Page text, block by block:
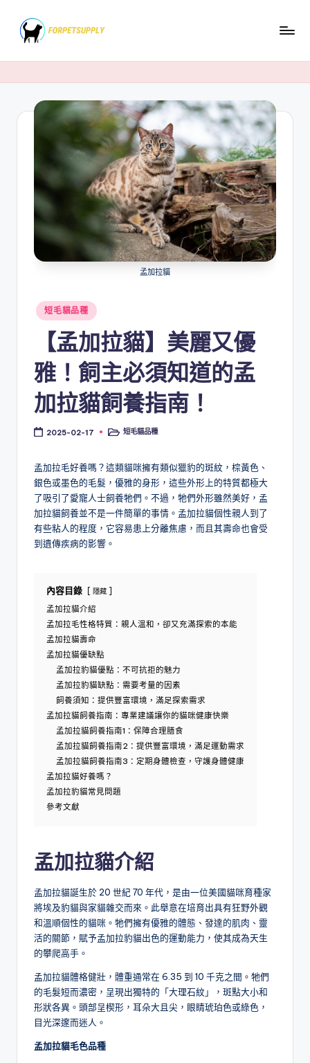
content
孟加拉貓
Posted
in
短毛貓品種
【孟加拉貓】美麗又優
雅！飼主必須知道的孟
加拉貓飼養指南！
2025-02-17
Posted短毛貓品種
孟加拉毛好養嗎？這類貓咪擁有類似獵豹的斑紋，棕黃色、
銀色或墨色的毛髮，優雅的身形，這些外形上的特質都極大
了吸引了愛寵人士飼養牠們。不過，牠們外形雖然美好，孟
加拉貓飼養並不是一件簡單的事情。孟加拉貓個性親人到了
有些粘人的程度，它容易患上分離焦慮，而且其壽命也會受
到遺傳疾病的影響。
內容目錄 隱藏
孟加拉貓介紹
孟加拉毛性格特質：親人溫和，卻又充滿探索的本能
孟加拉貓壽命
孟加拉貓優缺點
孟加拉豹貓優點：不可抗拒的魅力
孟加拉豹貓缺點：需要考量的因素
飼養須知：提供豐富環境，滿足探索需求
孟加拉貓飼養指南：專業建議讓你的貓咪健康快樂
孟加拉貓飼養指南1：保障合理膳食
孟加拉貓飼養指南2：提供豐富環境，滿足運動需求
孟加拉貓飼養指南3：定期身體檢查，守護身體健康
孟加拉貓好養嗎？
孟加拉豹貓常見問題
參考文獻
孟加拉貓介紹
孟加拉貓誕生於 20 世紀 70 年代，是由一位美國貓咪育種家
將埃及豹貓與家貓雜交而來。此舉意在培育出具有狂野外觀
和溫順個性的貓咪。牠們擁有優雅的體態、發達的肌肉、靈
活的關節，賦予孟加拉豹貓出色的運動能力，使其成為天生
的攀爬高手。
孟加拉貓體格健壯，體重通常在 6.35 到 10 千克之間。牠們
的毛髮短而濃密，呈現出獨特的「大理石紋」，斑點大小和
形狀各異。頭部呈楔形，耳朵大且尖，眼睛琥珀色或綠色，
目光深邃而迷人。
孟加拉貓毛色品種